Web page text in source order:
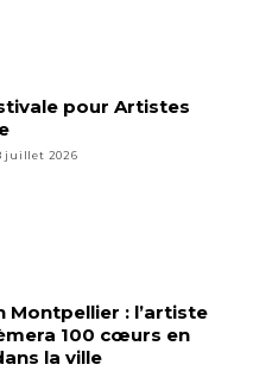
pour Artistes
juillet 2026
Montpellier : l’artiste
100 cœurs en
la ville